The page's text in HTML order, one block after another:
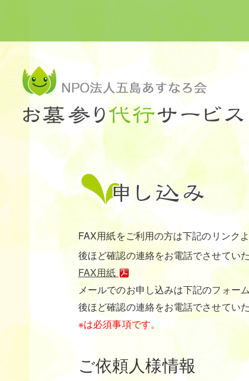
FAX用紙をご利用の方は下記のリンク
後ほど確認の連絡をお電話でさせていた
FAX用紙
メールでのお申し込みは下記のフォー
後ほど確認の連絡をお電話でさせていた
※は必須事項です。
ご依頼人様情報